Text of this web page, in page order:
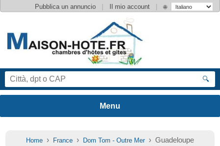
Pubblica un annuncio | Il mio account | 🌐
🔍
Home › France › Dom Tom - Outre Mer› Guadeloupe